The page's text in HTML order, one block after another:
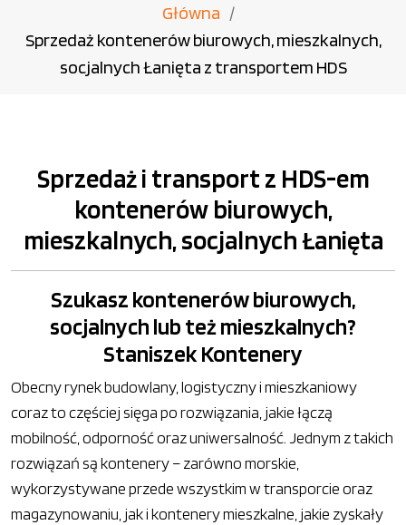
Główna
Sprzedaż kontenerów biurowych, mieszkalnych,
socjalnych Łanięta z transportem HDS
Sprzedaż i transport z HDS-em
kontenerów biurowych,
mieszkalnych, socjalnych Łanięta
Szukasz kontenerów biurowych,
socjalnych lub też mieszkalnych?
Staniszek Kontenery
Obecny rynek budowlany, logistyczny i mieszkaniowy
coraz to częściej sięga po rozwiązania, jakie łączą
mobilność, odporność oraz uniwersalność. Jednym z takich
rozwiązań są kontenery – zarówno morskie,
wykorzystywane przede wszystkim w transporcie oraz
magazynowaniu, jak i kontenery mieszkalne, jakie zyskały